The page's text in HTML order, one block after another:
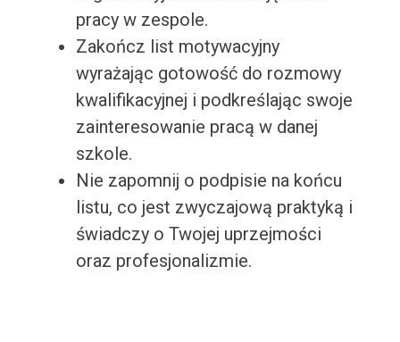
pracy w zespole.
Zakończ list motywacyjny
wyrażając gotowość do rozmowy
kwalifikacyjnej i podkreślając swoje
zainteresowanie pracą w danej
szkole.
Nie zapomnij o podpisie na końcu
listu, co jest zwyczajową praktyką i
świadczy o Twojej uprzejmości
oraz profesjonalizmie.